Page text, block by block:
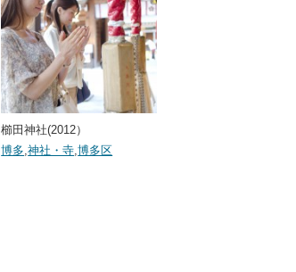
櫛田神社(2012）
博多 ,神社・寺 ,博多区